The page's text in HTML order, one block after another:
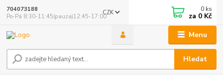
Menu
CZK
Hledat
704073188
Po-Pá 8:30-11:45(pauza)12:45-17:00
0 ks
za 0 Kč